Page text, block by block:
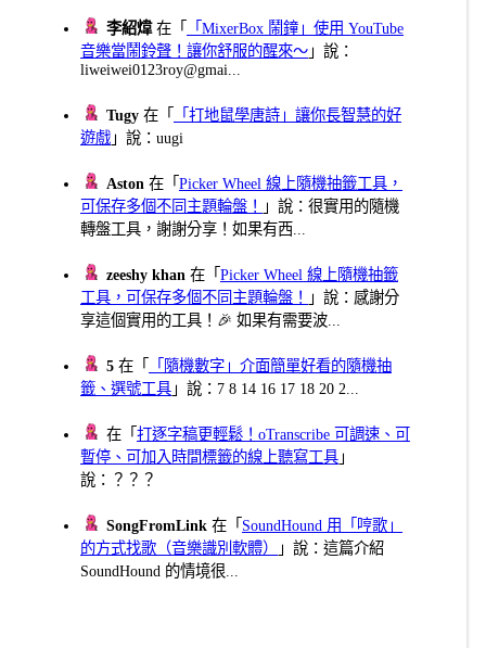
李紹煒在「
「MixerBox 鬧鐘」使用 YouTube
音樂當鬧鈴聲！讓你舒服的醒來～ 」說：
liweiwei0123roy@gmai...
Tugy 在「
「打地鼠學唐詩」讓你長智慧的好
遊戲 」說：uugi
Aston 在「Picker Wheel 線上隨機抽籤工具，
可保存多個不同主題輪盤！
」說：很實用的隨機
轉盤工具，謝謝分享！如果有西...
zeeshy khan 在「Picker Wheel 線上隨機抽籤
工具，可保存多個不同主題輪盤！
」說：感謝分
享這個實用的工具！🎉 如果有需要波...
5 在「
「隨機數字」介面簡單好看的隨機抽
籤、選號工具 」說：7 8 14 16 17 18 20 2...
在「打逐字稿更輕鬆！oTranscribe 可調速、可
暫停、可加入時間標籤的線上聽寫工具 」
說：？？？
SongFromLink 在「 SoundHound 用「哼歌」
的方式找歌（音樂識別軟體）
」說：這篇介紹
SoundHound 的情境很...